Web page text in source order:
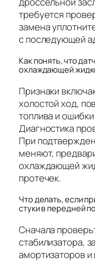
требуется
замена
с последующей
Как понять, что
охлаждающей
Признаки
холостой ход,
топлива и
Диагностика
При
меняют,
охлаждающей
протечек.
Что делать, если
стуки в передней
Сначала
стабилизатора,
амортизаторов